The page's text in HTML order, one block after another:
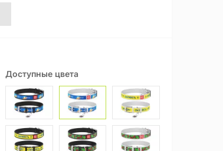
Доступные цвета